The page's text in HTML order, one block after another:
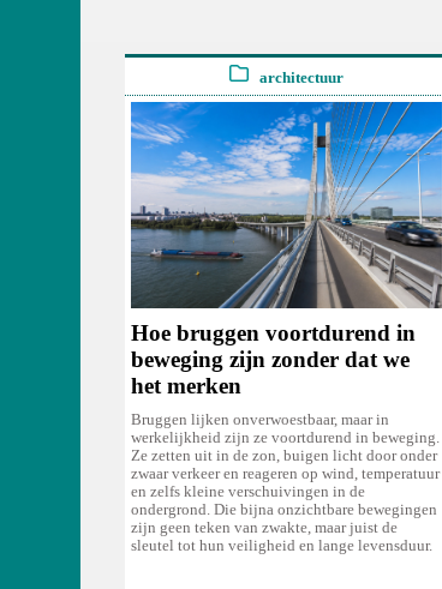
architectuur
Hoe bruggen voortdurend in
beweging zijn zonder dat we
het merken
Bruggen lijken onverwoestbaar, maar in
werkelijkheid zijn ze voortdurend in beweging.
Ze zetten uit in de zon, buigen licht door onder
zwaar verkeer en reageren op wind, temperatuur
en zelfs kleine verschuivingen in de
ondergrond. Die bijna onzichtbare bewegingen
zijn geen teken van zwakte, maar juist de
sleutel tot hun veiligheid en lange levensduur.